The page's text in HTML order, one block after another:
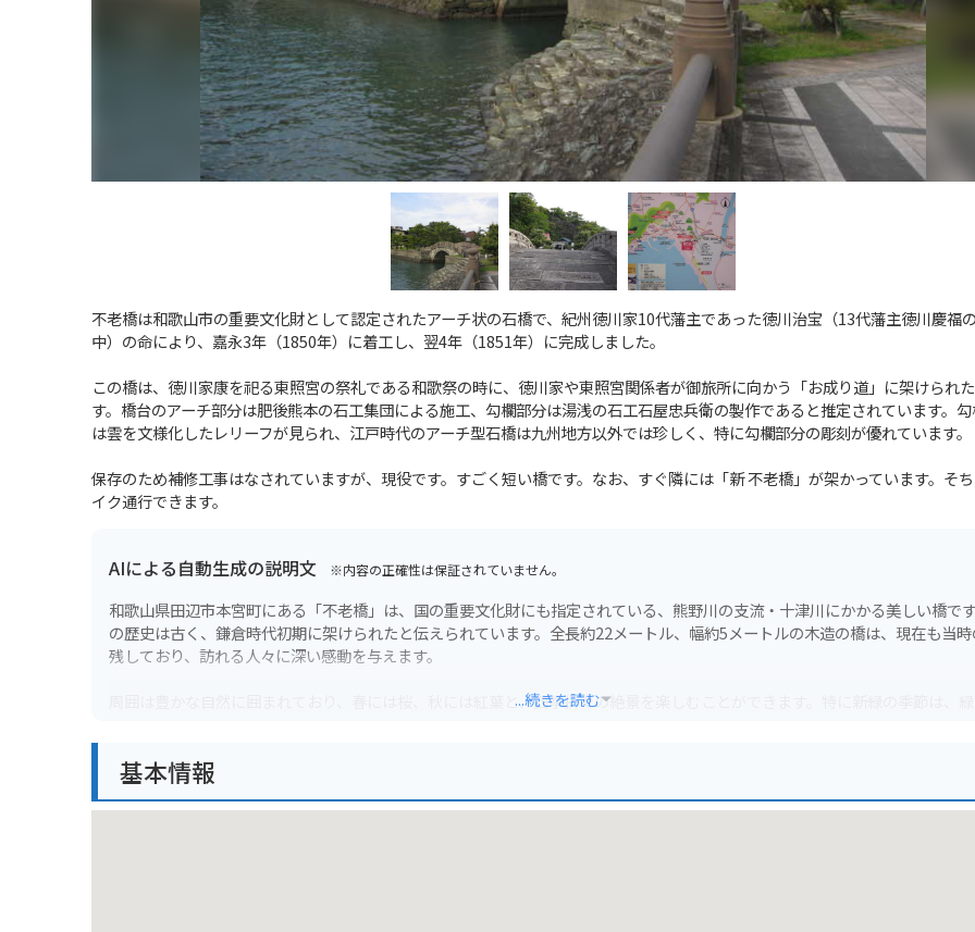
不老橋は和歌山市の重要文化財として認定されたアーチ状の石橋で、紀州徳川家10代藩主であった徳川治宝（13代藩主徳川慶福
中）の命により、嘉永3年（1850年）に着工し、翌4年（1851年）に完成しました。
この橋は、徳川家康を祀る東照宮の祭礼である和歌祭の時に、徳川家や東照宮関係者が御旅所に向かう「お成り道」に架けられ
す。橋台のアーチ部分は肥後熊本の石工集団による施工、勾欄部分は湯浅の石工石屋忠兵衛の製作であると推定されています。
は雲を文様化したレリーフが見られ、江戸時代のアーチ型石橋は九州地方以外では珍しく、特に勾欄部分の彫刻が優れています。
保存のため補修工事はなされていますが、現役です。すごく短い橋です。なお、すぐ隣には「新 不老橋」が架かっています。そ
イク通行できます。
AIによる自動生成の説明文 ※内容の正確性は保証されていません。
和歌山県田辺市本宮町にある「不老橋」は、国の重要文化財にも指定されている、熊野川の支流・十津川にかかる美しい橋で
の歴史は古く、鎌倉時代初期に架けられたと伝えられています。全長約22メートル、幅約5メートルの木造の橋は、現在も当
残しており、訪れる人々に深い感動を与えます。
周囲は豊かな自然に囲まれており、春には桜、秋には紅葉と、四季折々の絶景を楽しむことができます。特に新緑の季節は、緑
なります。周辺には飲食店や土産物店もあるので、観光の拠点としてもおすすめです。
...続きを読む
基本情報